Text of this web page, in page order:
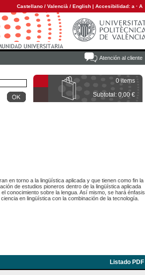
Castellano / Valencià / English | Accesibilidad: a · A
Atención al cliente
0 items
Subtotal: 0,00 €
en torno a la lingüística aplicada y que tienen como fin la
de estudios pioneros dentro de la lingüística aplicada
conocimiento sobre la lengua. Así mismo, se hará énfasis
en lingüística con la combinación de la tecnología.
Listado PDF